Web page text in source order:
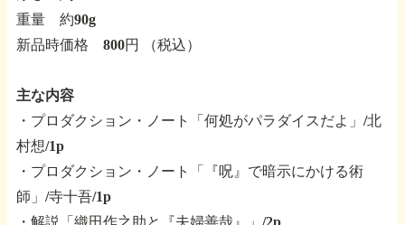
重量 約90g
新品時価格 800円 （税込）
主な内容
・プロダクション・ノート「何処がパラダイスだよ」/北
村想/1p
・プロダクション・ノート「『呪』で暗示にかける術
師」/寺十吾/1p
・解説「織田作之助と『夫婦善哉』」/2p